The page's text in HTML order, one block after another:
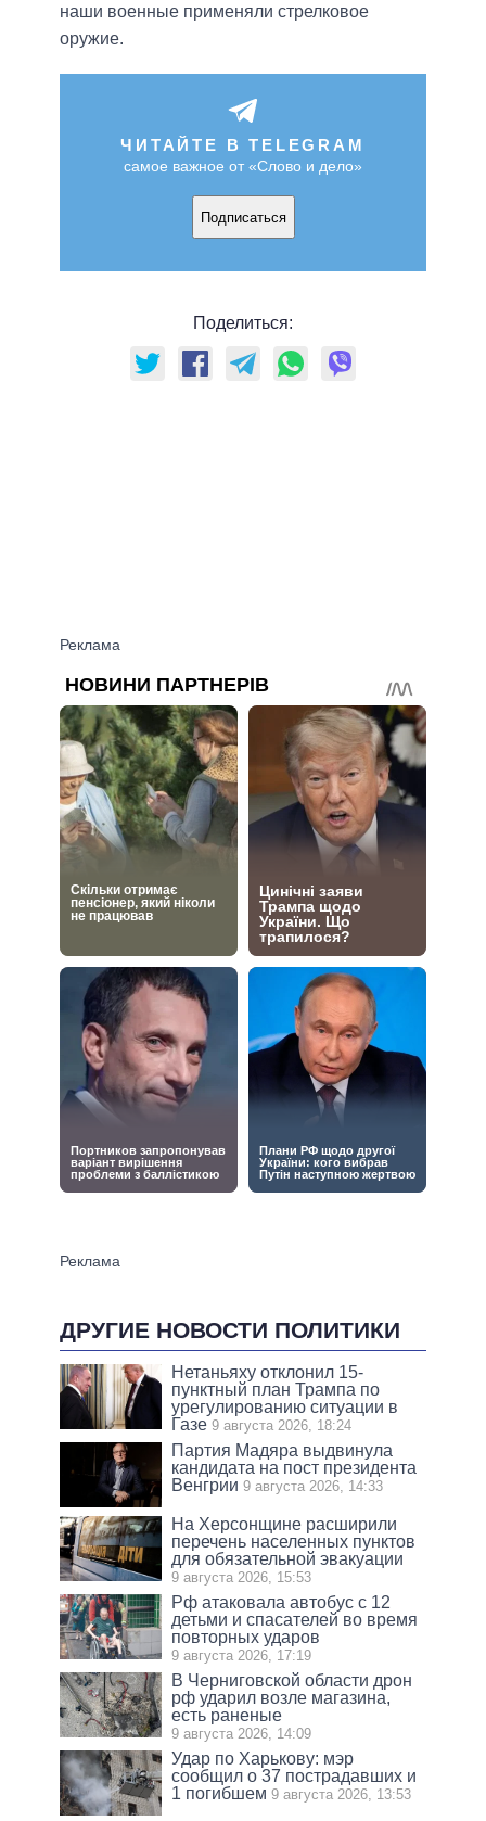
наши военные применяли стрелковое
оружие.
ЧИТАЙТЕ В TELEGRAM
самое важное от «Слово и дело»
Подписаться
Поделиться:
ДРУГИЕ НОВОСТИ ПОЛИТИКИ
Нетаньяху отклонил 15-
пунктный план Трампа по
урегулированию ситуации в
Газе 9 августа 2026, 18:24
Партия Мадяра выдвинула
кандидата на пост президента
Венгрии 9 августа 2026, 14:33
На Херсонщине расширили
перечень населенных пунктов
для обязательной эвакуации
9 августа 2026, 15:53
Рф атаковала автобус с 12
детьми и спасателей во время
повторных ударов
9 августа 2026, 17:19
В Черниговской области дрон
рф ударил возле магазина,
есть раненые
9 августа 2026, 14:09
Удар по Харькову: мэр
сообщил о 37 пострадавших и
1 погибшем 9 августа 2026, 13:53